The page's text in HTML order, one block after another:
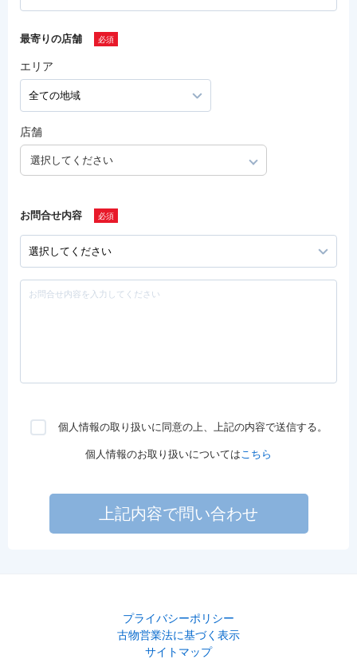
最寄りの店舗
エリア
店舗
選択してください
お問合せ内容
個人情報の取り扱いに同意の上、上記の内容で送信する。
個人情報のお取り扱いについてはこちら
上記内容で問い合わせ
プライバシーポリシー
古物営業法に基づく表示
サイトマップ